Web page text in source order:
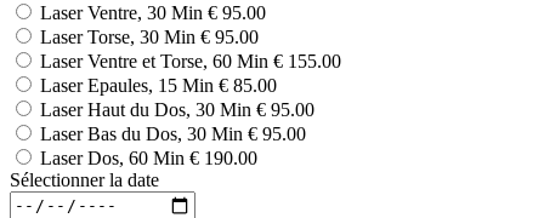
Laser Ventre, 30 Min € 95.00
Laser Torse, 30 Min € 95.00
Laser Ventre et Torse, 60 Min € 155.00
Laser Epaules, 15 Min € 85.00
Laser Haut du Dos, 30 Min € 95.00
Laser Bas du Dos, 30 Min € 95.00
Laser Dos, 60 Min € 190.00
Sélectionner la date